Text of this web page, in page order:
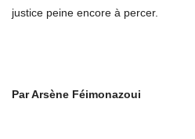
justice peine encore à percer.
Par Arsène Féimonazoui